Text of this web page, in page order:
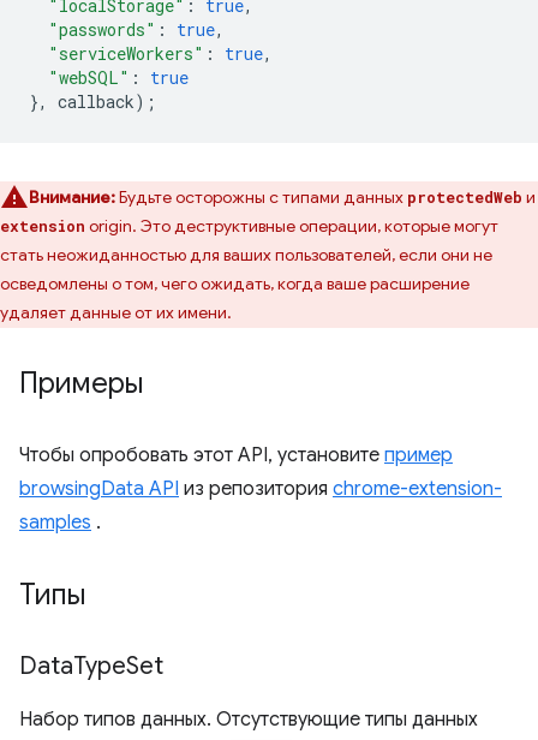
"localStorage" : true,
"passwords" : true,
"serviceWorkers" : true,
"webSQL" :
true
},
callback);
Внимание:Будьте осторожны с типами данных protectedWeb и
extension origin. Это деструктивные операции, которые могут
стать неожиданностью для ваших пользователей, если они не
осведомлены о том, чего ожидать, когда ваше расширение
удаляет данные от их имени.
Примеры
Чтобы опробовать этот API, установите пример
browsingData API из репозитория chrome-extension-
samples .
Типы
DataTypeSet
Набор типов данных. Отсутствующие типы данных